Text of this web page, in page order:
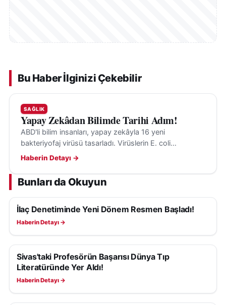
Bu Haber İlginizi Çekebilir
SAĞLIK
Yapay Zekâdan Bilimde Tarihi Adım!
ABD'li bilim insanları, yapay zekâyla 16 yeni
bakteriyofaj virüsü tasarladı. Virüslerin E. coli
bakterilerini hedef aldığı ve insanlara tehdit
Haberin Detayı →
Bunları da Okuyun
SAĞLIK
İlaç Denetiminde Yeni Dönem Resmen Başladı!
Haberin Detayı →
SAĞLIK
Sivas'taki Profesörün Başarısı Dünya Tıp
Literatüründe Yer Aldı!
Haberin Detayı →